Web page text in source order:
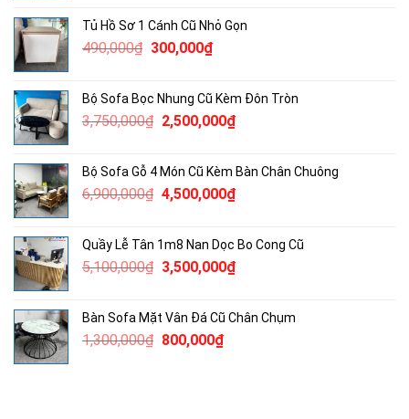
2,300,000₫.là:
Tủ Hồ Sơ 1 Cánh Cũ Nhỏ Gọn
490,000₫ Giá
490,000₫.
300,000₫Giá
là:
300,000₫.
Bộ Sofa Bọc Nhung Cũ Kèm Đôn Tròn
3,750,000₫ Giá
3,750,000₫.
2,500,000₫Giá
là:
2,500,000₫.
Bộ Sofa Gỗ 4 Món Cũ Kèm Bàn Chân Chuông
6,900,000₫ Giá
6,900,000₫.
4,500,000₫Giá
là:
4,500,000₫.
Quầy Lễ Tân 1m8 Nan Dọc Bo Cong Cũ
5,100,000₫ Giá
5,100,000₫.
3,500,000₫Giá
là:
Bàn Sofa Mặt Vân Đá Cũ Chân Chụm
1,300,000₫ Giá
800,000₫Giá